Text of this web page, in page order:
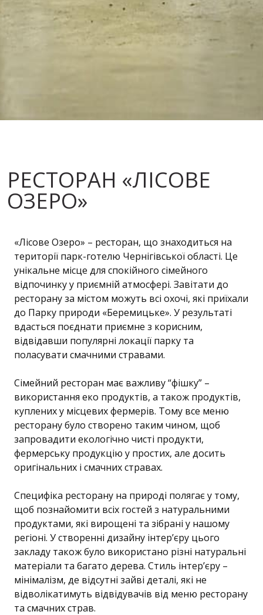
РЕСТОРАН «ЛІСОВЕ
ОЗЕРО»
«Лісове Озеро» – ресторан, що знаходиться на
території парк-готелю Чернігівської області. Це
унікальне місце для спокійного сімейного
відпочинку у приємній атмосфері. Завітати до
ресторану за містом можуть всі охочі, які приїхали
до Парку природи «Беремицьке». У результаті
вдасться поєднати приємне з корисним,
відвідавши популярні локації парку та
поласувати смачними стравами.
Сімейний ресторан має важливу “фішку” –
використання еко продуктів, а також продуктів,
куплених у місцевих фермерів. Тому все меню
ресторану було створено таким чином, щоб
запровадити екологічно чисті продукти,
фермерську продукцію у простих, але досить
оригінальних і смачних стравах.
Специфіка ресторану на природі полягає у тому,
щоб познайомити всіх гостей з натуральними
продуктами, які вирощені та зібрані у нашому
регіоні. У створенні дизайну інтер’єру цього
закладу також було використано різні натуральні
матеріали та багато дерева. Стиль інтер’єру –
мінімалізм, де відсутні зайві деталі, які не
відволікатимуть відвідувачів від меню ресторану
та смачних страв.